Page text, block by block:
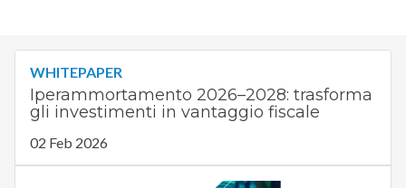
WHITEPAPER
Iperammortamento 2026–2028: trasforma
gli investimenti in vantaggio fiscale
02 Feb 2026